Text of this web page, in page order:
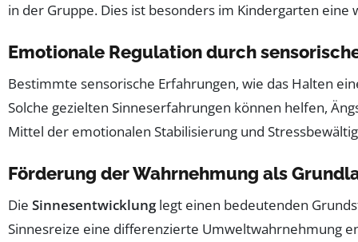
in der Gruppe. Dies ist besonders im Kindergarten
Emotionale Regulation durch
Bestimmte sensorische Erfahrungen, wie das Halten
Solche gezielten Sinneserfahrungen können helfen,
Mittel der emotionalen Stabilisierung und
Förderung der Wahrnehmung als
Die Sinnesentwicklunglegt einen bedeutenden
Sinnesreize eine differenzierte Umweltwahrnehmung